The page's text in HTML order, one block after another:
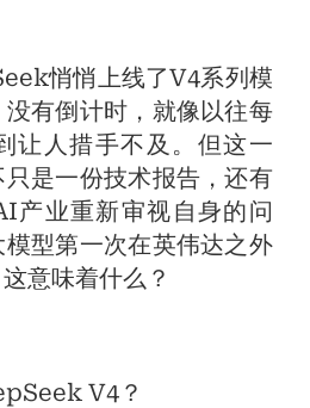
悄悄上线了V4系列模
有倒计时，就像以往每
让人措手不及。但这一
是一份技术报告，还有
产业重新审视自身的问
型第一次在英伟达之外
意味着什么？
V4？